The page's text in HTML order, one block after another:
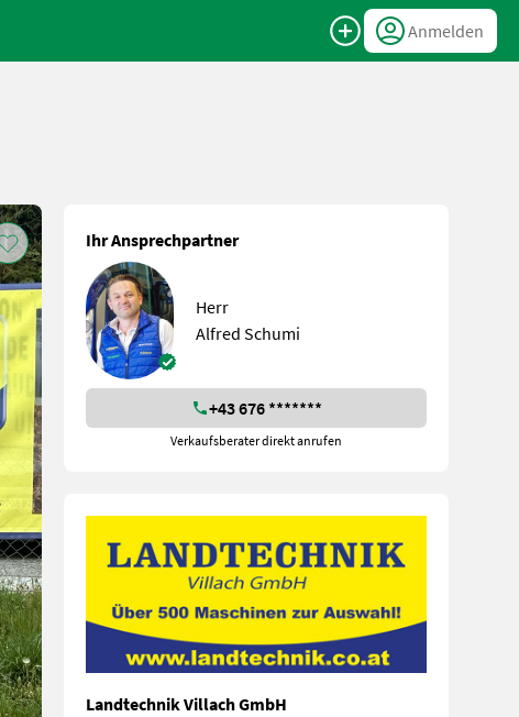
Anmelden
Ihr Ansprechpartner
Herr
Alfred Schumi
+43 676 *******
Verkaufsberater direkt anrufen
Landtechnik Villach GmbH